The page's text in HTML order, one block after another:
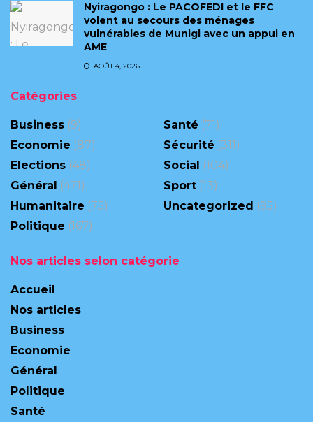
‎Nyiragongo : Le PACOFEDI et le FFC
volent au secours des ménages
vulnérables de Munigi avec un appui en
AME‎‎
AOÛT 4, 2026
Catégories
Business (9)
Economie (87)
Elections (48)
Général
(471)
Humanitaire (75)
Politique (167)
Santé (71)
Sécurité (311)
Social
(104)
Sport (13)
Uncategorized (95)
Nos articles selon catégorie
Accueil
Nos articles
Business
Economie
Général
Politique
Santé